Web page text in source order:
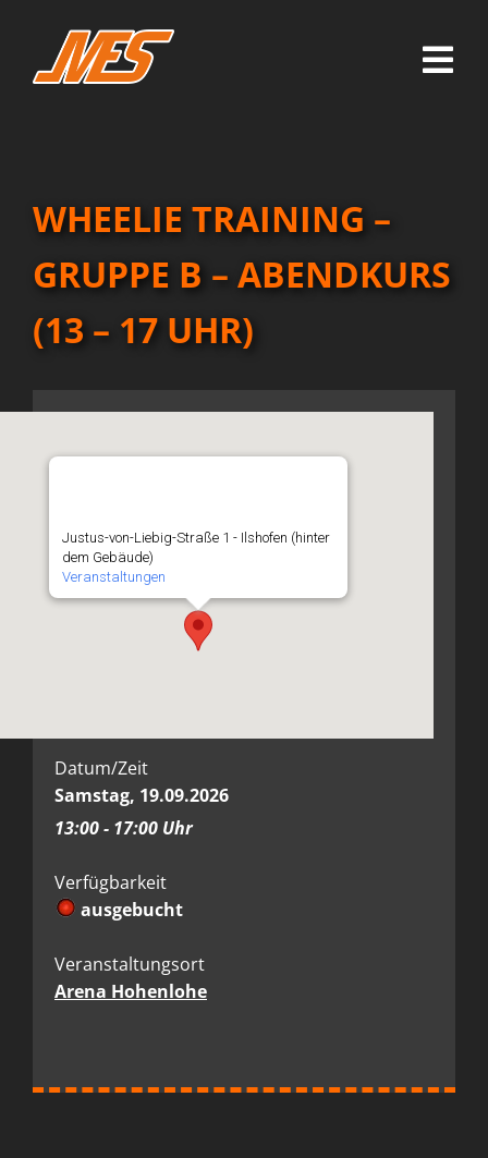
springen
Weitere Trainings
WHEELIE TRAINING –
GRUPPE B – ABENDKURS
(13 – 17 UHR)
Justus-von-Liebig-Straße 1 - Ilshofen (hinter
dem Gebäude)
Veranstaltungen
Datum/Zeit
Samstag, 19.09.2026
13:00 - 17:00 Uhr
Verfügbarkeit
ausgebucht
Veranstaltungsort
Arena Hohenlohe